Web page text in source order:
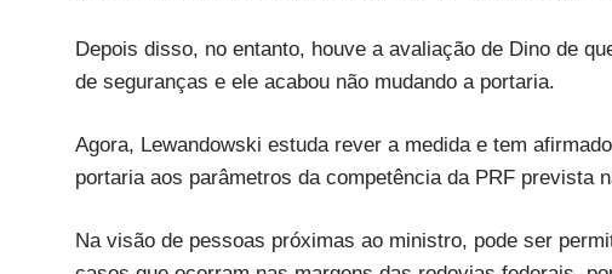
Depois disso, no entanto, houve a avaliação de Dino de
de seguranças e ele acabou não mudando a portaria.
Agora, Lewandowski estuda rever a medida e tem
portaria aos parâmetros da competência da PRF prevista
Na visão de pessoas próximas ao ministro, pode ser